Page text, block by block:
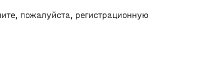
пожалуйста, регистрационную